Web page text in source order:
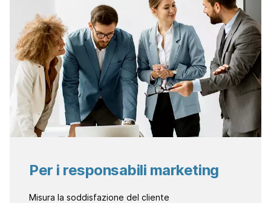
Per i responsabili marketing
Misura la soddisfazione del cliente